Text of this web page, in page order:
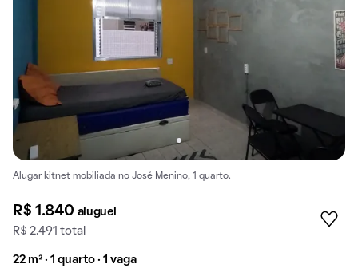
Alugar kitnet mobiliada no José Menino, 1 quarto.
R$ 1.840 aluguel
R$ 2.491 total
22 m² · 1 quarto · 1 vaga